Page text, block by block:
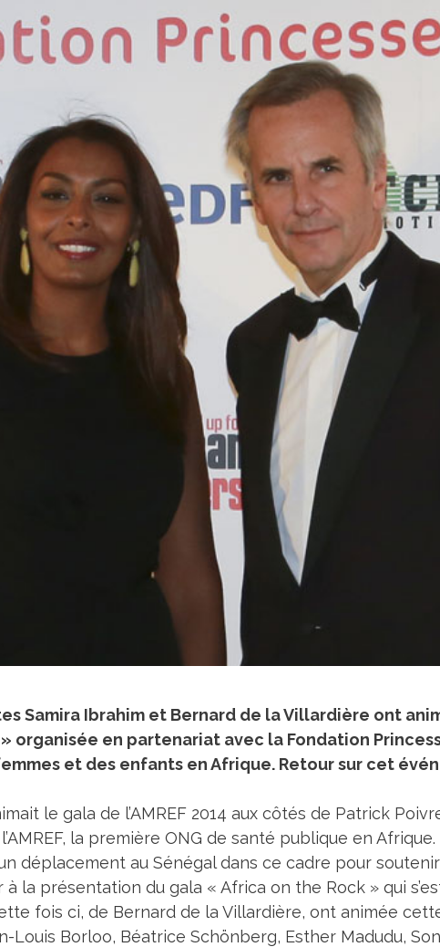
Samira Ibrahim et Bernard de la Villardière ont
organisée en partenariat avec la Fondation
et des enfants en Afrique. Retour sur cet
le gala de l’AMREF 2014 aux côtés de Patrick
la première ONG de santé publique en
déplacement au Sénégal dans ce cadre pour
la présentation du gala « Africa on the Rock » qui
fois ci, de Bernard de la Villardière, ont animée
Louis Borloo, Béatrice Schönberg, Esther Madudu,